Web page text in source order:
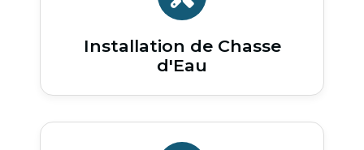
Installation de Chasse
d'Eau